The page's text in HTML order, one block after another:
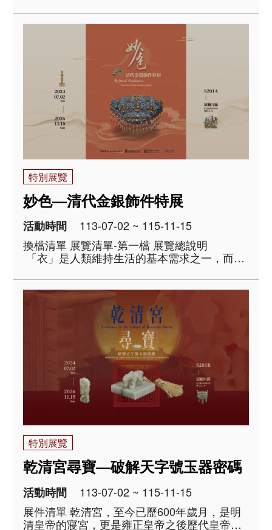
影。本次展覽精選院藏亞洲織品文物，規劃為
特別展覽
妙色—清代金銀飾件特展
活動時間
113-07-02 ~ 115-11-15
換檔清單 展覽清單-第一檔 展覽總說明
「衣」是人類維持生活的基本需求之一，而在
美麗的光采，則是為了傳達生命中抽象面向的
種種美好，可能是擁有豐饒的財富、崇高..
特別展覽
乾清宮尋寶—破解天字號玉器密碼
活動時間
113-07-02 ~ 115-11-15
展件清單 乾清宮，至今已歷600年歲月，是明
清皇帝的寢宮，更是雍正皇帝之後歷代皇帝傳